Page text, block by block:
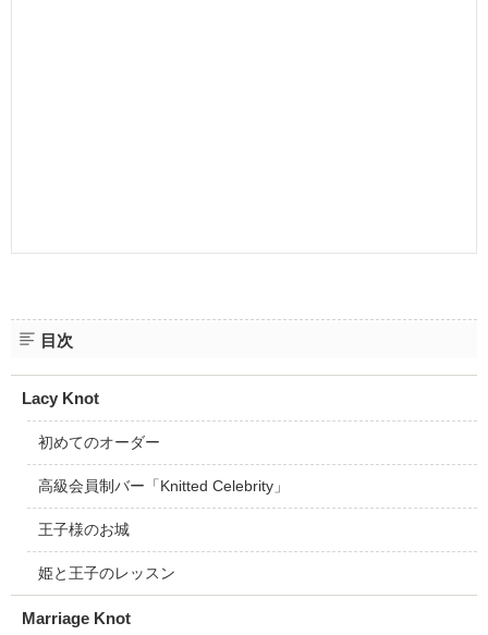
目次
Lacy Knot
初めてのオーダー
高級会員制バー「Knitted Celebrity」
王子様のお城
姫と王子のレッスン
Marriage Knot